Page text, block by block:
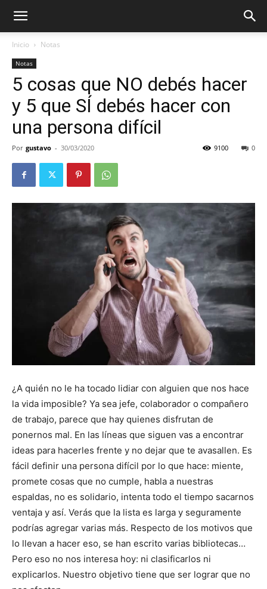
Inicio Notas
Notas
5 cosas que NO debés hacer
y 5 que SÍ debés hacer con
una persona difícil
Por gustavo - 30/03/2020 0
9100
¿A quién no le ha tocado lidiar con alguien que nos hace
la vida imposible? Ya sea jefe, colaborador o compañero
de trabajo, parece que hay quienes disfrutan de
ponernos mal. En las líneas que siguen vas a encontrar
ideas para hacerles frente y no dejar que te avasallen. Es
fácil definir una persona difícil por lo que hace: miente,
promete cosas que no cumple, habla a nuestras
espaldas, no es solidario, intenta todo el tiempo sacarnos
ventaja y así. Verás que la lista es larga y seguramente
podrías agregar varias más. Respecto de los motivos que
lo llevan a hacer eso, se han escrito varias bibliotecas…
Pero eso no nos interesa hoy: ni clasificarlos ni
explicarlos. Nuestro objetivo tiene que ser lograr que no